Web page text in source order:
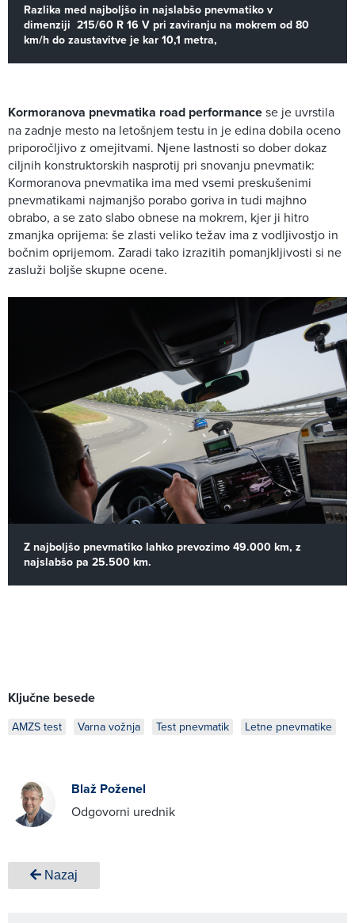
Razlika med najboljšo in najslabšo pnevmatiko v
dimenziji 215/60 R 16 V pri zaviranju na mokrem od 80
km/h do zaustavitve je kar 10,1 metra,
Kormoranova pnevmatika road performancese je uvrstila
na zadnje mesto na letošnjem testu in je edina dobila oceno
priporočljivo z omejitvami. Njene lastnosti so dober dokaz
ciljnih konstruktorskih nasprotij pri snovanju pnevmatik:
Kormoranova pnevmatika ima med vsemi preskušenimi
pnevmatikami najmanjšo porabo goriva in tudi majhno
obrabo, a se zato slabo obnese na mokrem, kjer ji hitro
zmanjka oprijema: še zlasti veliko težav ima z vodljivostjo in
bočnim oprijemom. Zaradi tako izrazitih pomanjkljivosti si ne
zasluži boljše skupne ocene.
Z najboljšo pnevmatiko lahko prevozimo 49.000 km, z
najslabšo pa 25.500 km.
Ključne besede
AMZS test Varna vožnja Test pnevmatik Letne pnevmatike
Blaž Poženel
Odgovorni urednik
Nazaj